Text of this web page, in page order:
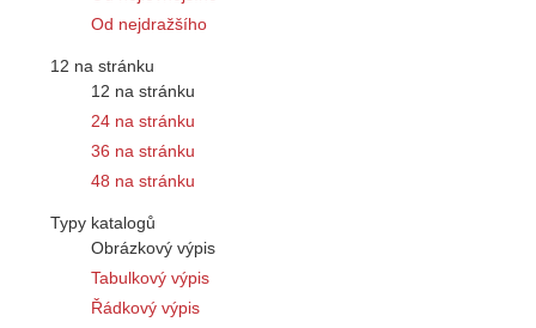
Od nejdražšího
12 na stránku
12 na stránku
24 na stránku
36 na stránku
48 na stránku
Typy katalogů
Obrázkový výpis
Tabulkový výpis
Řádkový výpis